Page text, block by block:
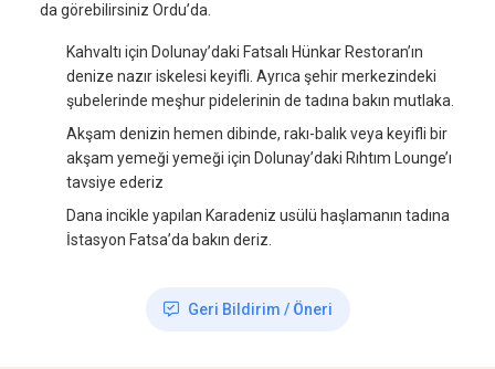
da görebilirsiniz Ordu’da.
Kahvaltı için Dolunay’daki Fatsalı Hünkar Restoran’ın
denize nazır iskelesi keyifli. Ayrıca şehir merkezindeki
şubelerinde meşhur pidelerinin de tadına bakın mutlaka.
Akşam denizin hemen dibinde, rakı-balık veya keyifli bir
akşam yemeği yemeği için Dolunay’daki Rıhtım Lounge’ı
tavsiye ederiz
Dana incikle yapılan Karadeniz usülü haşlamanın tadına
İstasyon Fatsa’da bakın deriz.
Geri Bildirim / Öneri